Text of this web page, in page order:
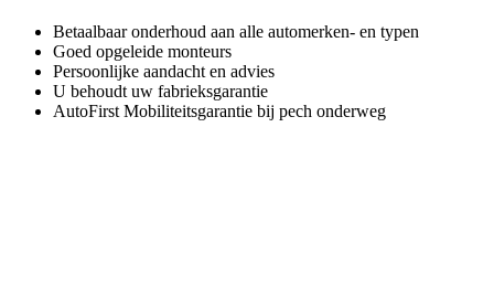
Betaalbaar onderhoud aan alle automerken- en typen
Goed opgeleide monteurs
Persoonlijke aandacht en advies
U behoudt uw fabrieksgarantie
AutoFirst Mobiliteitsgarantie bij pech onderweg